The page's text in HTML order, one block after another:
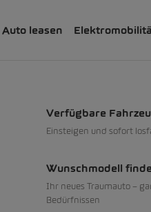
Auto leasen
Verfügbare
Einsteigen und sofort
Wunschmodell
Ihr neues Traumauto –
Bedürfnissen